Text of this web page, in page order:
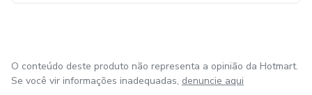
Pare de lutar contra o seu corpo.
O conteúdo deste produto não representa a opinião da Hotmart.
Se você vir informações inadequadas, denuncie aqui